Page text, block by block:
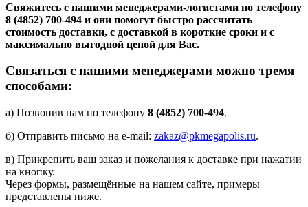
Свяжитесь с нашими менеджерами-логистами по телефону
8 (4852) 700-494 и они помогут быстро рассчитать
стоимость доставки, с доставкой в короткие сроки и с
максимально выгодной ценой для Вас.
Связаться с нашими менеджерами можно тремя
способами:
а) Позвонив нам по телефону 8 (4852) 700-494.
б) Отправить письмо на e-mail: zakaz@pkmegapolis.ru.
в) Прикрепить ваш заказ и пожелания к доставке при нажатии
на кнопку.
Через формы, размещённые на нашем сайте, примеры
представлены ниже.